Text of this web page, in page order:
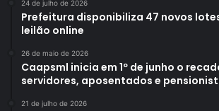
24 de julho de 2026
Prefeitura disponibiliza 47 novos
leilão online
26 de maio de 2026
Caapsml inicia em 1º de junho o
servidores, aposentados e
21 de julho de 2026